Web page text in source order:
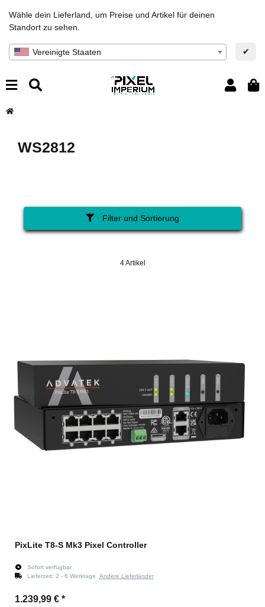
Wähle dein Lieferland, um Preise und Artikel für deinen
Standort zu sehen.
Vereinigte Staaten ✔
WS2812
Filter und Sortierung
4 Artikel
PixLite T8-S Mk3 Pixel Controller
Sofort verfügbar
Lieferzeit: 2 - 6 Werktage Andere Lieferländer
1.239,99 € *